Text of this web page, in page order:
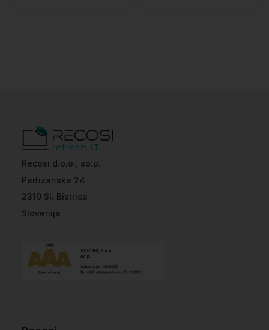
Recosi d.o.o., so.p.
Partizanska 24
2310 Sl. Bistrica
Slovenija